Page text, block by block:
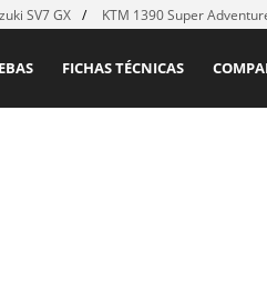
SV7 GX KTM 1390 Super
FICHAS TÉCNICAS